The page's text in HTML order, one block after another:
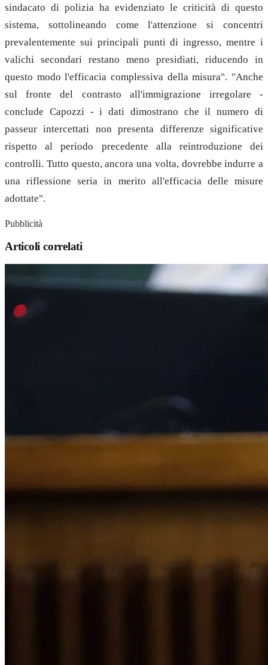
sindacato di polizia ha evidenziato le criticità di questo
sistema, sottolineando come l'attenzione si concentri
prevalentemente sui principali punti di ingresso, mentre i
valichi secondari restano meno presidiati, riducendo in
questo modo l'efficacia complessiva della misura". "Anche
sul fronte del contrasto all'immigrazione irregolare -
conclude Capozzi - i dati dimostrano che il numero di
passeur intercettati non presenta differenze significative
rispetto al periodo precedente alla reintroduzione dei
controlli. Tutto questo, ancora una volta, dovrebbe indurre a
una riflessione seria in merito all'efficacia delle misure
adottate".
Pubblicità
Articoli correlati